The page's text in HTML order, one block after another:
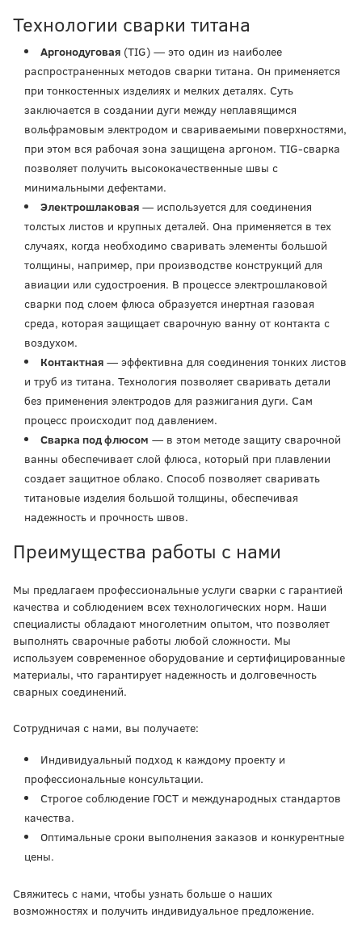
Технологии сварки титана
Аргонодуговая (TIG) — это один из наиболее
распространенных методов сварки титана. Он применяется
при тонкостенных изделиях и мелких деталях. Суть
заключается в создании дуги между неплавящимся
вольфрамовым электродом и свариваемыми поверхностями,
при этом вся рабочая зона защищена аргоном. TIG-сварка
позволяет получить высококачественные швы с
минимальными дефектами.
Электрошлаковая — используется для соединения
толстых листов и крупных деталей. Она применяется в тех
случаях, когда необходимо сваривать элементы большой
толщины, например, при производстве конструкций для
авиации или судостроения. В процессе электрошлаковой
сварки под слоем флюса образуется инертная газовая
среда, которая защищает сварочную ванну от контакта с
воздухом.
Контактная — эффективна для соединения тонких листов
и труб из титана. Технология позволяет сваривать детали
без применения электродов для разжигания дуги. Сам
процесс происходит под давлением.
Сварка под флюсом — в этом методе защиту сварочной
ванны обеспечивает слой флюса, который при плавлении
создает защитное облако. Способ позволяет сваривать
титановые изделия большой толщины, обеспечивая
надежность и прочность швов.
Преимущества работы с нами
Мы предлагаем профессиональные услуги сварки с гарантией
качества и соблюдением всех технологических норм. Наши
специалисты обладают многолетним опытом, что позволяет
выполнять сварочные работы любой сложности. Мы
используем современное оборудование и сертифицированные
материалы, что гарантирует надежность и долговечность
сварных соединений.
Сотрудничая с нами, вы получаете:
Индивидуальный подход к каждому проекту и
профессиональные консультации.
Строгое соблюдение ГОСТ и международных стандартов
качества.
Оптимальные сроки выполнения заказов и конкурентные
цены.
Свяжитесь с нами, чтобы узнать больше о наших
возможностях и получить индивидуальное предложение.